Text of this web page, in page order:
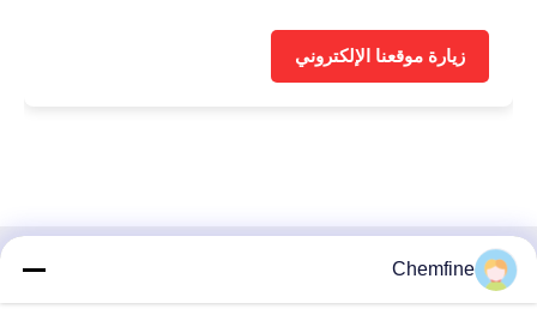
زيارة موقعنا الإلكتروني
اتصال سريع
Chemfine